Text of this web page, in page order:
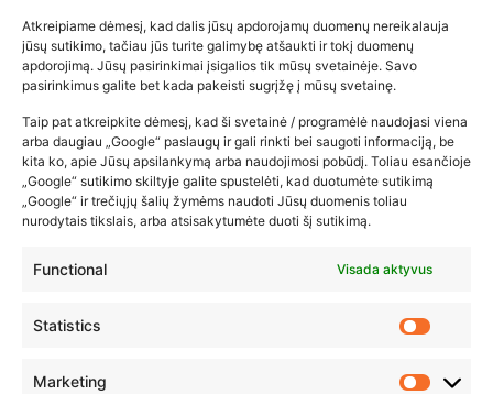
Atkreipiame dėmesį, kad dalis jūsų apdorojamų duomenų nereikalauja
jūsų sutikimo, tačiau jūs turite galimybę atšaukti ir tokį duomenų
apdorojimą. Jūsų pasirinkimai įsigalios tik mūsų svetainėje. Savo
pasirinkimus galite bet kada pakeisti sugrįžę į mūsų svetainę.
Taip pat atkreipkite dėmesį, kad ši svetainė / programėlė naudojasi viena
arba daugiau „Google“ paslaugų ir gali rinkti bei saugoti informaciją, be
kita ko, apie Jūsų apsilankymą arba naudojimosi pobūdį. Toliau esančioje
„Google“ sutikimo skiltyje galite spustelėti, kad duotumėte sutikimą
„Google“ ir trečiųjų šalių žymėms naudoti Jūsų duomenis toliau
nurodytais tikslais, arba atsisakytumėte duoti šį sutikimą.
Functional Visada aktyvus
Statistics
Marketing
Populiariausios parduotuvės
kūdikių tyrelės –…
2026-02-22